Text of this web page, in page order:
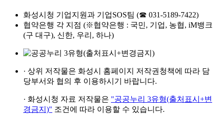
화성시청 기업지원과 기업SOS팀 (☎ 031-5189-7422)
협약은행 각 지점 (※협약은행 : 국민, 기업, 농협, iM뱅크
(구 대구), 신한, 우리, 하나)
· 상위 저작물은 화성시 홈페이지 저작권청책에 따라 담
당부서와 협의 후 이용하시기 바랍니다.
· 화성시청 자료 저작물은 "공공누리 3유형(출처표시+변
경금지)" 조건에 따라 이용할 수 있습니다.